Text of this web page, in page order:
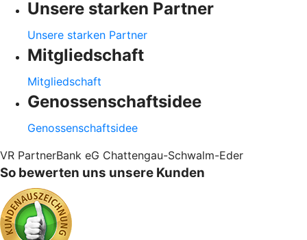
Unsere starken Partner
Unsere starken Partner
Mitgliedschaft
Mitgliedschaft
Genossenschaftsidee
Genossenschaftsidee
VR PartnerBank eG Chattengau-Schwalm-Eder
So bewerten uns unsere Kunden